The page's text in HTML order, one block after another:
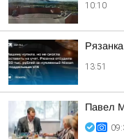
10:10
13:51
Павел